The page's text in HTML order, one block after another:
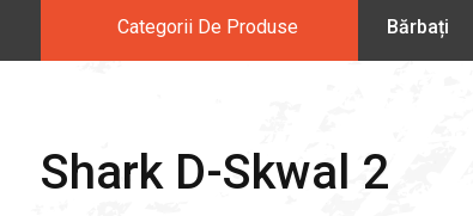
Categorii De Produse Bărbați
Shark D-Skwal 2